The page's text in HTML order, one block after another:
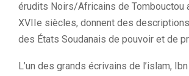
érudits Noirs/Africains de Tombouctou
XVIIe siècles, donnent des
des États Soudanais de pouvoir et de
L’un des grands écrivains de l’islam,